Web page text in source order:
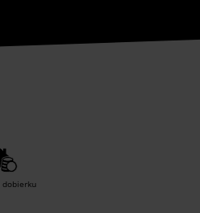
dobierku